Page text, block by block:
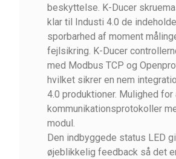
beskyttelse. K-Ducer
klar til Industi 4.0 de
sporbarhed af moment
fejlsikring. K-Ducer
med Modbus TCP og
hvilket sikrer en nem
4.0 produktioner. Mulighed for
kommunikationsprotokoller
modul.
Den indbyggede status LED
øjeblikkelig feedback så det